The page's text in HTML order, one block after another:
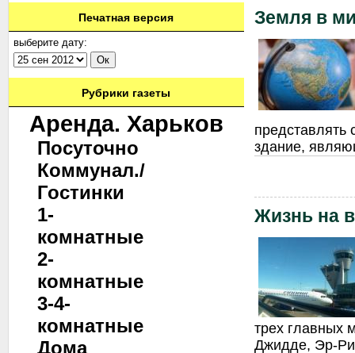
Печатная версия
выберите дату:
Рубрики газеты
Аренда. Харьков
Посуточно
Коммунал./
Гостинки
1-
комнатные
2-
комнатные
3-4-
комнатные
Дома
Земля в
представлять
здание,
Жизнь на
трех главных
Джидде, Эр-